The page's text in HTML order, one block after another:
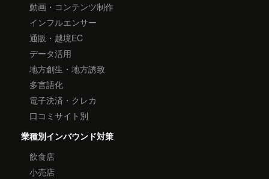
動画・コンテンツ制作
インフルエンサー
通販・越境EC
データ活用
地方創生・地方誘致
多言語化
電子決済・クレカ
口コミサイト別
業種別インバウンド対策
飲食店
小売店